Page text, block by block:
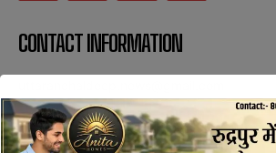
CONTACT INFORMATION
SUBSCRIBE NOW